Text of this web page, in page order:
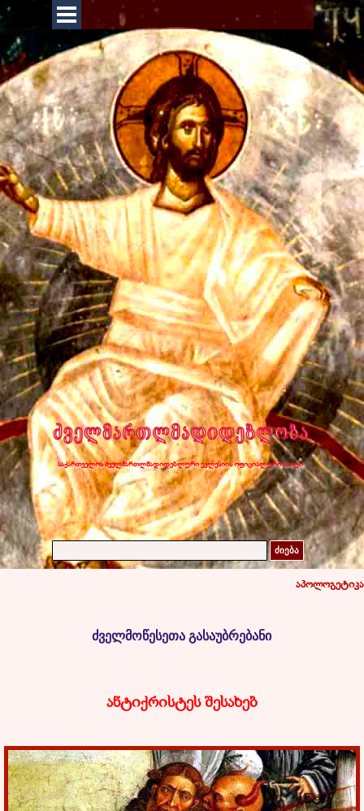
Перейти к контенту
საქართველოს ძველმართლმადიდებლური ეკლესიის ოფიციალური საიტი
ძიება
აპოლოგეტიკა
ძველმოწესეთა გასაუბრებანი
ანტიქრისტეს შესახებ